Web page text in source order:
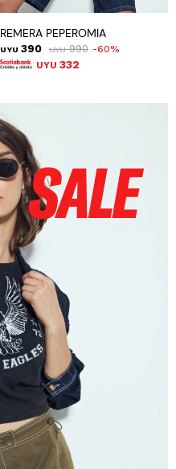
REMERA PEPEROMIA
UYU 390 UYU 990 60
UYU 332